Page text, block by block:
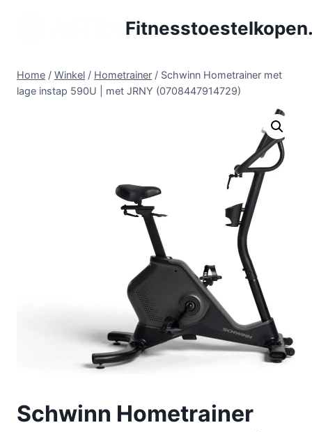
Home / Winkel / Hometrainer / Schwinn Hometrainer met
lage instap 590U | met JRNY (0708447914729)
Schwinn Hometrainer